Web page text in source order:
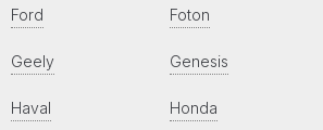
Ford Foton
Geely Genesis
Haval Honda